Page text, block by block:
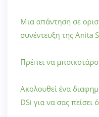
Μια απάντηση σε
συνέντευξη της Anita
Πρέπει να
Ακολουθεί ένα
DSi για να σας πείσει